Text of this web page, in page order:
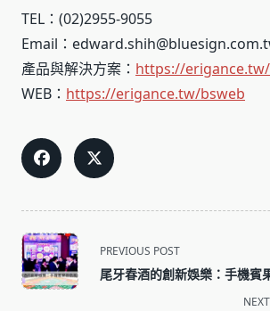
TEL：(02)2955-9055
Email：
產品與解決方案： https://
WEB： https://erigance.tw/bsweb
<span
class="nav-
subtitle
PREVIOUS POST
尾牙春酒的創新娛樂：手機賓